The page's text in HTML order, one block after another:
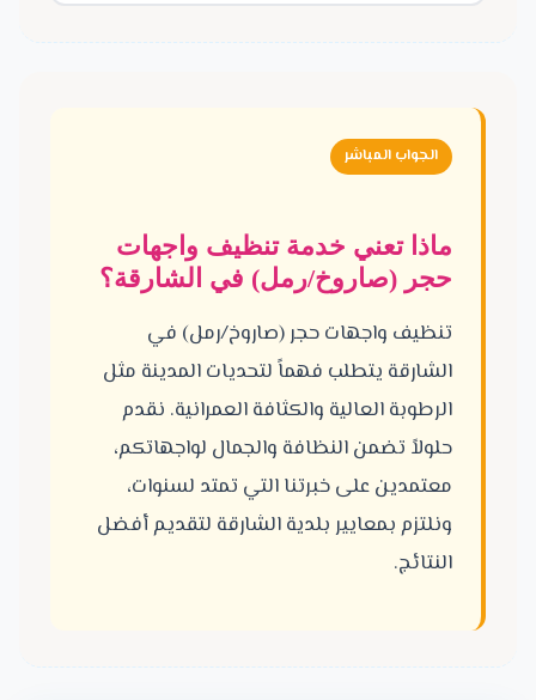
الجواب المباشر
ماذا تعني خدمة تنظيف واجهات
حجر (صاروخ/رمل) في الشارقة؟
تنظيف واجهات حجر (صاروخ/رمل) في
الشارقة يتطلب فهماً لتحديات المدينة مثل
الرطوبة العالية والكثافة العمرانية. نقدم
حلولاً تضمن النظافة والجمال لواجهاتكم،
معتمدين على خبرتنا التي تمتد لسنوات،
ونلتزم بمعايير بلدية الشارقة لتقديم أفضل
النتائج.